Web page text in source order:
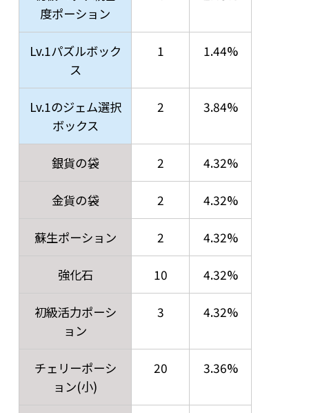
度ポーション
Lv.1パズルボック
ス
1 1.44%
Lv.1のジェム選択
ボックス
2 3.84%
銀貨の袋 2 4.32%
金貨の袋 2 4.32%
蘇生ポーション 2 4.32%
強化石 10 4.32%
初級活力ポーシ
ョン
3 4.32%
チェリーポーシ
ョン(小)
20 3.36%